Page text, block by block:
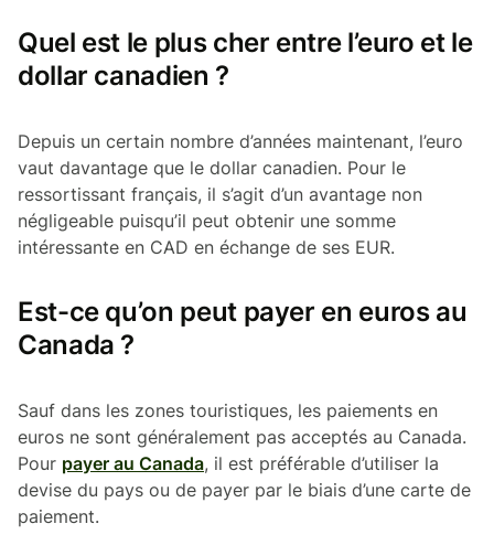
Quel est le plus cher entre l’euro et le
dollar canadien ?
Depuis un certain nombre d’années maintenant, l’euro
vaut davantage que le dollar canadien. Pour le
ressortissant français, il s’agit d’un avantage non
négligeable puisqu’il peut obtenir une somme
intéressante en CAD en échange de ses EUR.
Est-ce qu’on peut payer en euros au
Canada ?
Sauf dans les zones touristiques, les paiements en
euros ne sont généralement pas acceptés au Canada.
Pour payer au Canada, il est préférable d’utiliser la
devise du pays ou de payer par le biais d’une carte de
paiement.